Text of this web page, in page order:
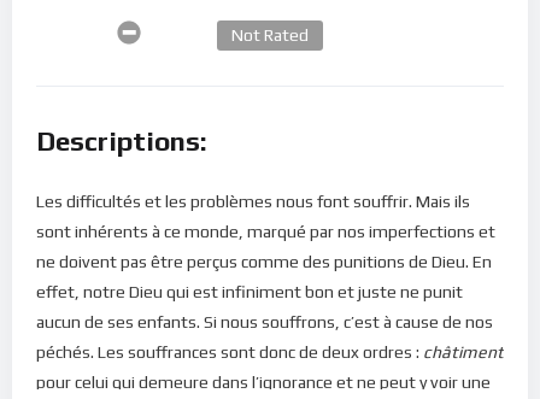
Not Rated
Descriptions:
Les difficultés et les problèmes nous font souffrir. Mais ils
sont inhérents à ce monde, marqué par nos imperfections et
ne doivent pas être perçus comme des punitions de Dieu. En
effet, notre Dieu qui est infiniment bon et juste ne punit
aucun de ses enfants. Si nous souffrons, c’est à cause de nos
péchés. Les souffrances sont donc de deux ordres : châtiment
pour celui qui demeure dans l’ignorance et ne peut y voir une